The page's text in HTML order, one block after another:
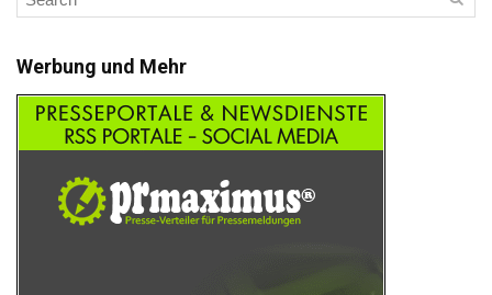
Werbung und Mehr